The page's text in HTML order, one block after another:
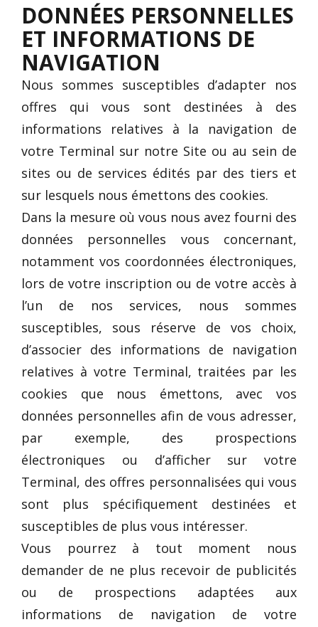
DONNÉES PERSONNELLES
ET INFORMATIONS DE
NAVIGATION
Nous sommes susceptibles d’adapter nos
offres qui vous sont destinées à des
informations relatives à la navigation de
votre Terminal sur notre Site ou au sein de
sites ou de services édités par des tiers et
sur lesquels nous émettons des cookies.
Dans la mesure où vous nous avez fourni des
données personnelles vous concernant,
notamment vos coordonnées électroniques,
lors de votre inscription ou de votre accès à
l’un de nos services, nous sommes
susceptibles, sous réserve de vos choix,
d’associer des informations de navigation
relatives à votre Terminal, traitées par les
cookies que nous émettons, avec vos
données personnelles afin de vous adresser,
par exemple, des prospections
électroniques ou d’afficher sur votre
Terminal, des offres personnalisées qui vous
sont plus spécifiquement destinées et
susceptibles de plus vous intéresser.
Vous pourrez à tout moment nous
demander de ne plus recevoir de publicités
ou de prospections adaptées aux
informations de navigation de votre